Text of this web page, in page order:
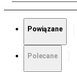
Powiązane
Polecane